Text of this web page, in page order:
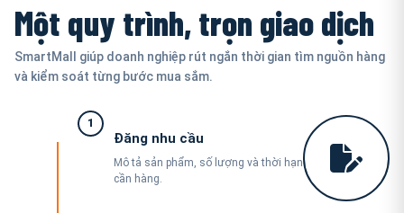
Một quy trình, trọn giao dịch
SmartMall giúp doanh nghiệp rút ngắn thời gian tìm nguồn hàng
và kiểm soát từng bước mua sắm.
1
Đăng nhu cầu
Mô tả sản phẩm, số lượng và thời hạn
cần hàng.